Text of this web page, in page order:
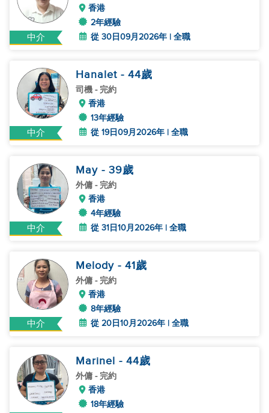
中介
香港
2年經驗
從 30日09月2026年 | 全職
中介
Hanalet - 44歲
司機 - 完約
香港
13年經驗
從 19日09月2026年 | 全職
中介
May - 39歲
外傭 - 完約
香港
4年經驗
從 31日10月2026年 | 全職
中介
Melody - 41歲
外傭 - 完約
香港
8年經驗
從 20日10月2026年 | 全職
Marinel - 44歲
外傭 - 完約
香港
18年經驗